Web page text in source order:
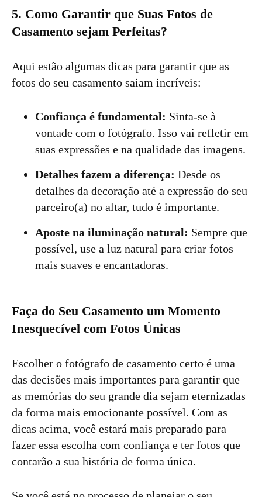
5. Como Garantir que Suas Fotos de
Casamento sejam Perfeitas?
Aqui estão algumas dicas para garantir que as
fotos do seu casamento saiam incríveis:
Confiança é fundamental: Sinta-se à
vontade com o fotógrafo. Isso vai refletir em
suas expressões e na qualidade das imagens.
Detalhes fazem a diferença: Desde os
detalhes da decoração até a expressão do seu
parceiro(a) no altar, tudo é importante.
Aposte na iluminação natural: Sempre que
possível, use a luz natural para criar fotos
mais suaves e encantadoras.
Faça do Seu Casamento um Momento
Inesquecível com Fotos Únicas
Escolher o fotógrafo de casamento certo é uma
das decisões mais importantes para garantir que
as memórias do seu grande dia sejam eternizadas
da forma mais emocionante possível. Com as
dicas acima, você estará mais preparado para
fazer essa escolha com confiança e ter fotos que
contarão a sua história de forma única.